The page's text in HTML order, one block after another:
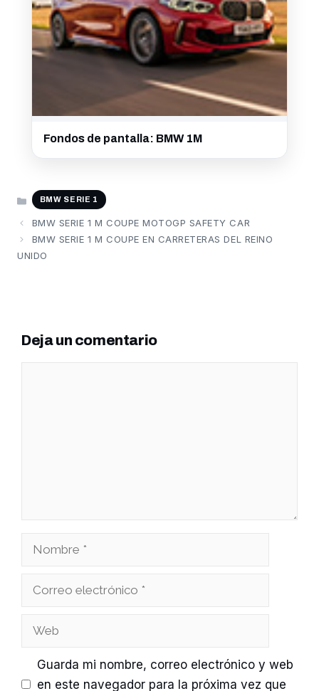
Fondos de pantalla: BMW 1M
CATEGORÍAS
BMW SERIE 1
BMW SERIE 1 M COUPE MOTOGP SAFETY CAR
BMW SERIE 1 M COUPE EN CARRETERAS DEL REINO
UNIDO
Deja un comentario
Nombre
Correo
Web
Guarda mi nombre, correo electrónico y web
en este navegador para la próxima vez que